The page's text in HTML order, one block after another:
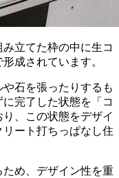
立てた枠の中に生コ
成されています。
石を張ったりするも
完了した状態を「コ
、この状態をデザイ
ート打ちっぱなし住
め、デザイン性を重